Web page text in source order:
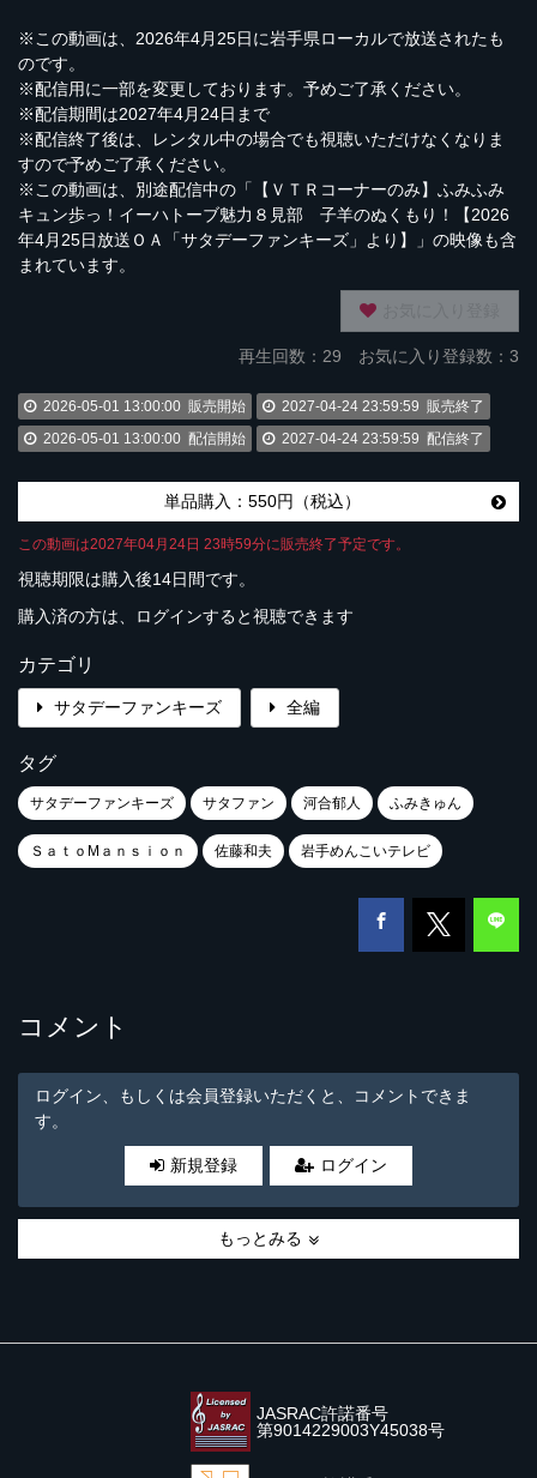
※この動画は、2026年4月25日に岩手県ローカルで放送されたも
のです。
※配信用に一部を変更しております。予めご了承ください。
※配信期間は2027年4月24日まで
※配信終了後は、レンタル中の場合でも視聴いただけなくなりま
すので予めご了承ください。
※この動画は、別途配信中の「【ＶＴＲコーナーのみ】ふみふみ
キュン歩っ！イーハトーブ魅力８見部 子羊のぬくもり！【2026
年4月25日放送ＯＡ「サタデーファンキーズ」より】」の映像も含
まれています。
再生回数： 29 お気に入り登録数：3
2026-05-01 13:00:00 販売開始 2027-04-24 23:59:59 販売終了
2026-05-01 13:00:00 配信開始 2027-04-24 23:59:59 配信終了
単品購入：550円（税込）
この動画は2027年04月24日 23時59分に販売終了予定です。
視聴期限は購入後14日間です。
購入済の方は、ログインすると視聴できます
カテゴリ
サタデーファンキーズ 全編
タグ
サタデーファンキーズ サタファン 河合郁人 ふみきゅん
ＳａｔｏMａｎｓｉｏｎ 佐藤和夫 岩手めんこいテレビ
コメント
ログイン、もしくは会員登録いただくと、コメントできま
す。
新規登録 ログイン
もっとみる
JASRAC許諾番号
第9014229003Y45038号